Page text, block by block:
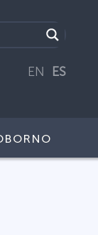
EN ES